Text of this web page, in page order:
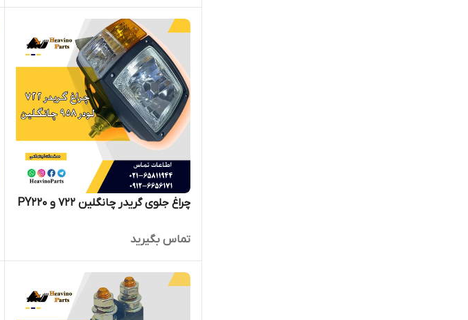
چراغ جلوی گریدر چانگلین 722 و PY220
تماس بگیرید